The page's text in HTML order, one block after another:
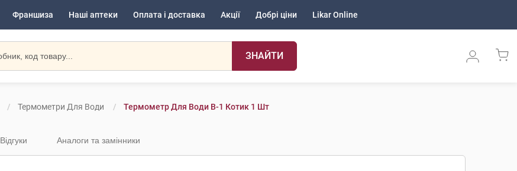
Франшиза Наші аптеки Оплата і доставка Акції Добрі ціни Likar Online
ЗНАЙТИ
Термометри Для Води Термометр Для Води В-1 Котик 1 Шт
Відгуки Аналоги та замінники